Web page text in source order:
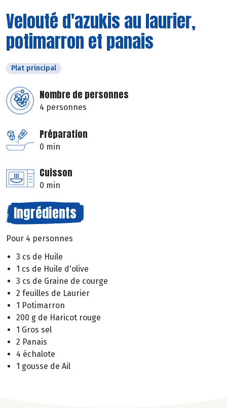
Velouté d'azukis au laurier,
potimarron et panais
Plat principal
Nombre de personnes
4 personnes
Préparation
0 min
Cuisson
0 min
Ingrédients
Pour 4 personnes
3 cs de Huile
1 cs de Huile d'olive
3 cs de Graine de courge
2 feuilles de Laurier
1 Potimarron
200 g de Haricot rouge
1 Gros sel
2 Panais
4 échalote
1 gousse de Ail